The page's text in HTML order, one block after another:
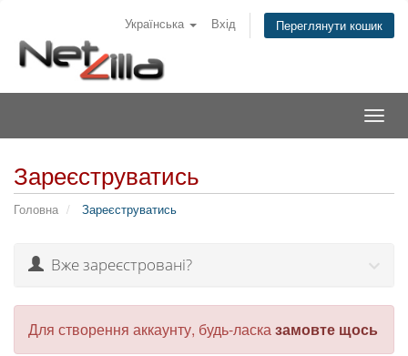
Українська Вхід Переглянути кошик
Зареєструватись
Головна Зареєструватись
Вже зареєстровані?
Для створення аккаунту, будь-ласказамовте щось